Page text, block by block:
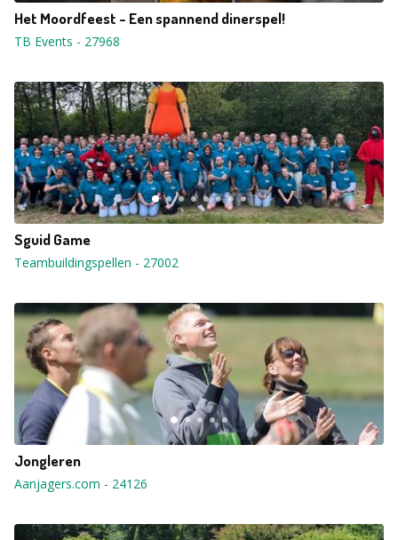
Het Moordfeest - Een spannend dinerspel!
TB Events - 27968
Sguid Game
Teambuildingspellen - 27002
Jongleren
Aanjagers.com - 24126